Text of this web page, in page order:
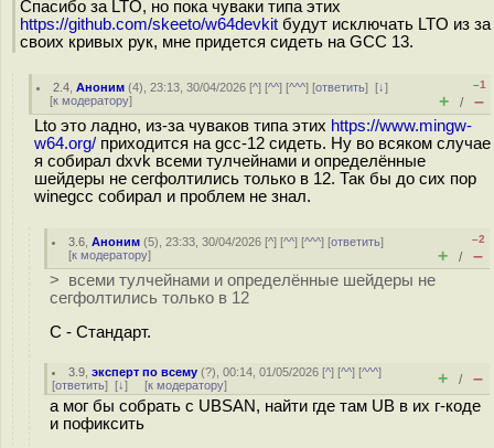
Спасибо за LTO, но пока чуваки типа этих
https://github.com/skeeto/w64devkit будут исключать LTO из за
своих кривых рук, мне придется сидеть на GCC 13.
2.4 ,Аноним (4), 23:13, 30/04/2026 [^] [^^] [^^^] [ответить][↓]
[к модератору]
–1
+ / –
Lto это ладно, из-за чуваков типа этих https://www.mingw-
w64.org/ приходится на gcc-12 сидеть. Ну во всяком случае
я собирал dxvk всеми тулчейнами и определённые
шейдеры не сегфолтились только в 12. Так бы до сих пор
winegcc собирал и проблем не знал.
3.6 ,Аноним (5), 23:33, 30/04/2026 [^] [^^] [^^^] [ответить]
[к модератору]
–2
+ / –
> всеми тулчейнами и определённые шейдеры не
сегфолтились только в 12
С - Стандарт.
3.9 ,эксперт по всему (?), 00:14, 01/05/2026 [^] [^^] [^^^]
[ответить] [↓] [к модератору] + / –
а мог бы собрать с UBSAN, найти где там UB в их г-коде
и пофиксить